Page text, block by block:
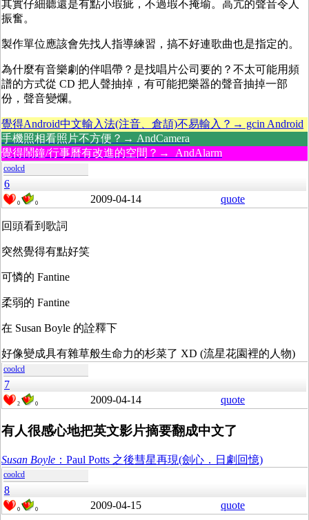
其實仔細聽還是有點小瑕疵，不過瑕不掩瑜。高亢的聲音令人
振奮。
製作單位應該會先找人指導練習，搞不好連歌曲也是指定的。
為什麼有音樂劇的伴唱帶？是找唱片公司要的？不太可能用頻
譜的方式從 CD 把人聲抽掉，有可能把樂器的聲音抽掉一部
份，聲音變爛。
覺得Android中文輸入法(注音、倉頡)不易輸入？→ gcin Android
手機照相看照片不方便？→ AndCamera
覺得鬧鐘/行事曆有改進的空間？→ AndAlarm
coolcd
6
0 0 2009-04-14 quote
回頭看到歌詞
突然覺得有點好笑
可憐的 Fantine
柔弱的 Fantine
在 Susan Boyle 的詮釋下
好像變成具有雜草般生命力的杉菜了 XD (流星花園裡的人物)
coolcd
7
2 0 2009-04-14 quote
有人很感心地把英文影片摘要翻成中文了
Susan Boyle ：Paul Potts 之後彗星再現(劍心．日劇回憶)
coolcd
8
0 0 2009-04-15 quote